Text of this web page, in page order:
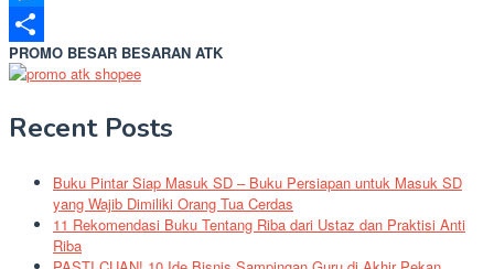
Messenger
Share
PROMO BESAR BESARAN ATK
Recent Posts
Buku Pintar Siap Masuk SD – Buku Persiapan untuk Masuk SD
yang Wajib Dimiliki Orang Tua Cerdas
11 Rekomendasi Buku Tentang Riba dari Ustaz dan Praktisi Anti
Riba